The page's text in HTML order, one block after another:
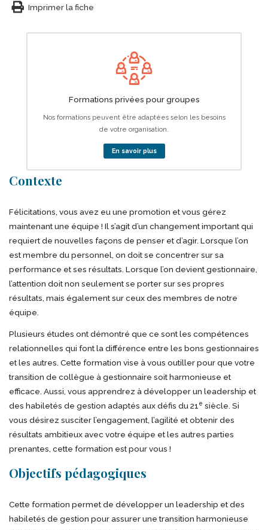
print Imprimer la fiche
Formations privées pour groupes
Nos formations peuvent être adaptées selon les besoins
de votre organisation.
En savoir plus
Corps
Contexte
Félicitations, vous avez eu une promotion et vous gérez
maintenant une équipe ! Il s’agit d’un changement important qui
requiert de nouvelles façons de penser et d’agir. Lorsque l’on
est membre du personnel, on doit se concentrer sur sa
performance et ses résultats. Lorsque l’on devient gestionnaire,
l’attention doit non seulement se porter sur ses propres
résultats, mais également sur ceux des membres de notre
équipe.
Plusieurs études ont démontré que ce sont les compétences
relationnelles qui font la différence entre les bons gestionnaires
et les autres. Cette formation vise à vous outiller pour que votre
transition de collègue à gestionnaire soit harmonieuse et
efficace. Aussi, vous apprendrez à développer un leadership et
des habiletés de gestion adaptés aux défis du 21 e siècle. Si
vous désirez susciter l’engagement, l’agilité et obtenir des
résultats ambitieux avec votre équipe et les autres parties
prenantes, cette formation est pour vous !
Objectifs pédagogiques
Cette formation permet de développer un leadership et des
habiletés de gestion pour assurer une transition harmonieuse